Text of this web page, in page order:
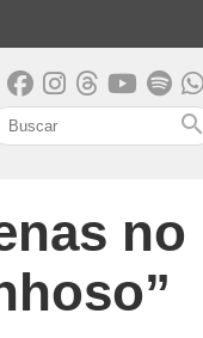
search
no